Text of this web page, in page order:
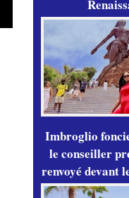
Imbroglio
le conseiller
renvoyé devant